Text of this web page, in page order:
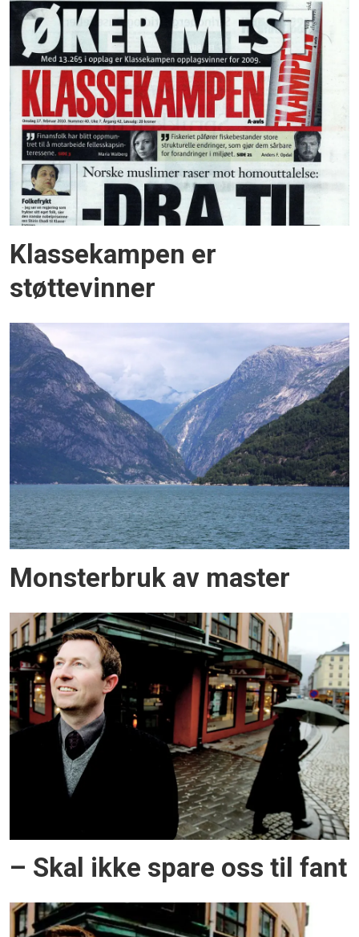
Klassekampen er
støttevinner
Monsterbruk av master
– Skal ikke spare oss til fant